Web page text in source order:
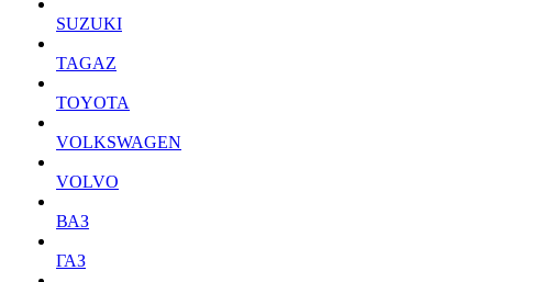
SUZUKI
TAGAZ
TOYOTA
VOLKSWAGEN
VOLVO
ВАЗ
ГАЗ